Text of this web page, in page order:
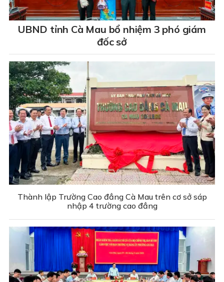
UBND tỉnh Cà Mau bổ nhiệm 3 phó giám
đốc sở
Thành lập Trường Cao đẳng Cà Mau trên cơ sở sáp
nhập 4 trường cao đẳng